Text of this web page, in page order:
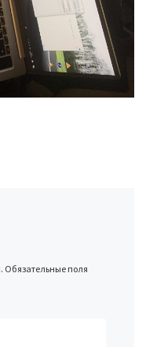
Обязательные поля